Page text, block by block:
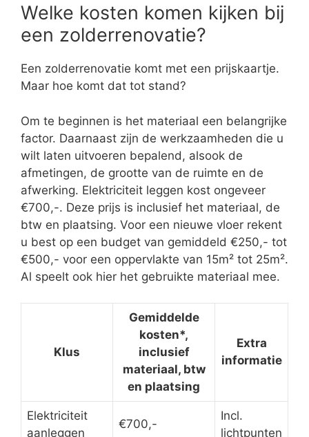
De Vlaamse Regering voorziet enkele premies.
renoveren en beter te isoleren. Gaat u voor een
zolderrenovatie? Bekijk dan zeker volgende
De nieuwe overkoepelende
renovatiepremiekan sinds 1 februari
2019 aangevraagd worden. Er zijn een
aantal voorwaarden verbonden aan uw
inkomen, woning, eigendommen en
facturen.
Voor woningaanpassingen voor 65-
plussers kan u vanaf 1 juni 2019 een
aanvraag indienen voor ofwel de nieuwe
overkoepelende renovatiepremie.
Premie voor dakisolatie of
zoldervloerisolatie
Welke renovatiewerken kan
een u op zolder uit laten
voeren?